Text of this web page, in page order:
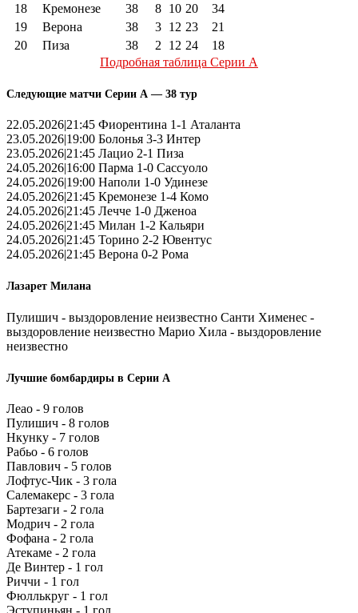
18
Кремонезе 38 8 10 20
34
19
Верона 38 3 12 23
21
20
Пиза 38 2 12 24
18
Подробная таблица Серии А
Следующие матчи Серии А — 38 тур
22.05.2026|21:45 Фиорентина 1-1 Аталанта
23.05.2026|19:00 Болонья 3-3 Интер
23.05.2026|21:45 Лацио 2-1 Пиза
24.05.2026|16:00 Парма 1-0 Сассуоло
24.05.2026|19:00 Наполи 1-0 Удинезе
24.05.2026|21:45 Кремонезе 1-4 Комо
24.05.2026|21:45 Лечче 1-0 Дженоа
24.05.2026|21:45 Милан 1-2 Кальяри
24.05.2026|21:45 Торино 2-2 Ювентус
24.05.2026|21:45 Верона 0-2 Рома
Лазарет Милана
Пулишич - выздоровление неизвестно Санти Хименес -
выздоровление неизвестно Марио Хила - выздоровление
неизвестно
Лучшие бомбардиры в Серии А
Леао - 9 голов
Пулишич - 8 голов
Нкунку - 7 голов
Рабьо - 6 голов
Павлович - 5 голов
Лофтус-Чик - 3 гола
Салемакерс - 3 гола
Бартезаги - 2 гола
Модрич - 2 гола
Фофана - 2 гола
Атекаме - 2 гола
Де Винтер - 1 гол
Риччи - 1 гол
Фюллькруг - 1 гол